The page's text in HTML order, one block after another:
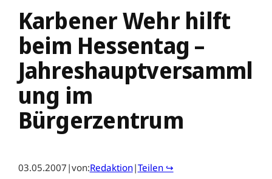
Karbener Wehr hilft
beim Hessentag –
Jahreshauptversamml
ung im
Bürgerzentrum
03.05.2007 |von:Redaktion|Teilen ↪